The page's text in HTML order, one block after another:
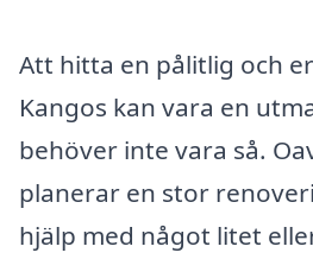
Att hitta en pålitlig och
Kangos kan vara en
behöver inte vara så.
planerar en stor
hjälp med något litet